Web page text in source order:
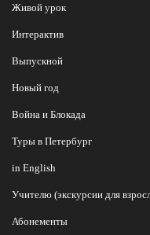
Живой урок
Интерактив
Выпускной
Новый год
Война и Блокада
Туры в Петербург
in English
Учителю (экскурсии для
Абонементы